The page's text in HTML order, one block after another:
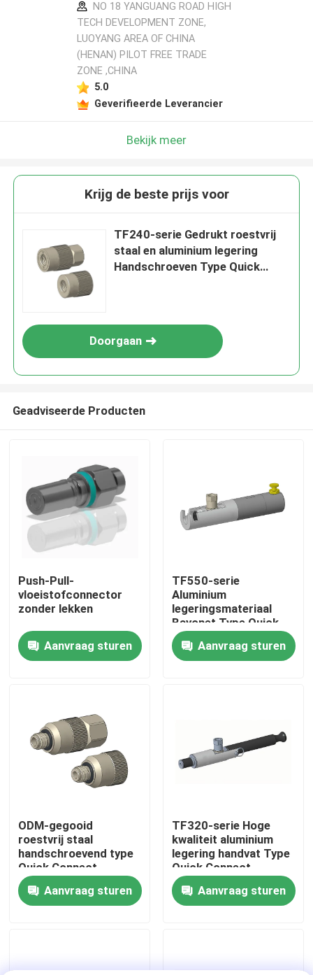
Producten
Over Ons
Kwaliteitscontrole
Neem contact met ons op
Nieuws
Gevallen
Hoge snelheidsdynamometer
NO 18 YANGUANG ROAD HIGH
TECH DEVELOPMENT ZONE,
LUOYANG AREA OF CHINA
(HENAN) PILOT FREE TRADE
ZONE ,CHINA
5.0
Geverifieerde Leverancier
Bekijk meer
Krijg de beste prijs voor
TF240-serie Gedrukt roestvrij
staal en aluminium legering
Handschroeven Type Quick
Doorgaan
Geadviseerde Producten
Push-Pull-
vloeistofconnector
zonder lekken
Aanvraag sturen
TF550-serie
Aluminium
legeringsmateriaal
Bayonet Type Quick
Connect Coupling
Aanvraag sturen
ODM-gegooid
roestvrij staal
handschroevend type
Quick Connect
Coupling TF140
Aanvraag sturen
TF320-serie Hoge
kwaliteit aluminium
legering handvat Type
Quick Connect
koppeling
Aanvraag sturen